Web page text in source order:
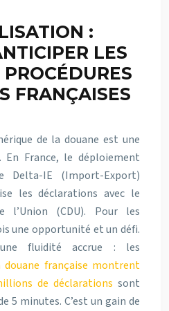
:
LES
FRANÇAISES
de la douane est une
France, le déploiement
Delta-IE (Import-Export)
les déclarations avec le
l’Union (CDU). Pour les
une opportunité et un défi.
une fluidité accrue : les
française montrent
de déclarations sont
5 minutes. C’est un gain de